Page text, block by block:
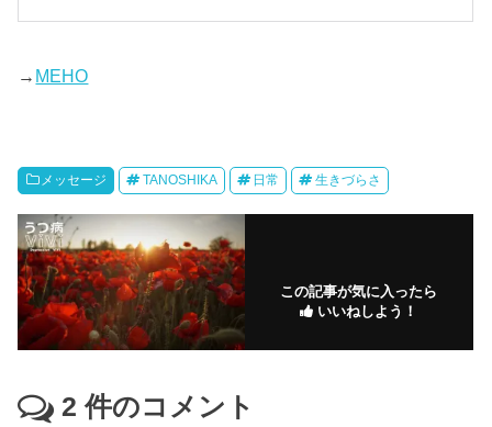
→ MEHO
メッセージ TANOSHIKA 日常 生きづらさ
この記事が気に入ったら
いいねしよう！
2 件のコメント